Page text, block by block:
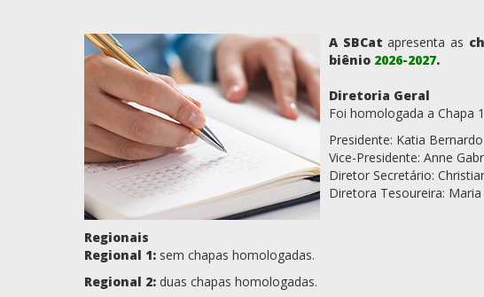
A SBCat apresenta as
biênio 2026-2027.
Diretoria Geral
Foi homologada a Chapa
Presidente: Katia
Vice-Presidente: Anne
Diretor Secretário:
Diretora Tesoureira: Maria
Regionais
Regional 1: sem chapas homologadas.
Regional 2: duas chapas homologadas.